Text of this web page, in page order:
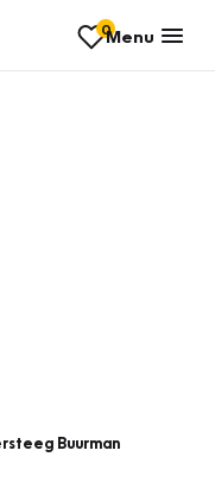
0Menu
Buurman